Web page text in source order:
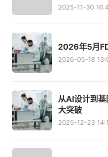
2025-11-30
2026年5月
2026-05-18
从AI设计到
大突破
2025-12-23